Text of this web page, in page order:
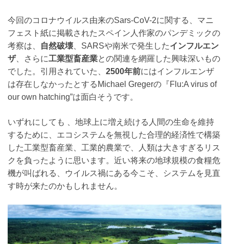
今回のコロナウイルス由来のSars-CoV-2に関する、マニ
フェスト紙に掲載されたスペイン人作家のパンデミックの
考察は、
自然破壊、SARSや南米で発生したインフルエン
ザ、さらに工業型畜産業との関連を網羅した興味深いもの
でした。引用されていた、 2500年前にはインフルエンザ
は存在しなかったとするMichael Gregerの『Flu:A virus of
our own hatching”は面白そうです。
いずれにしても 、地球上に増え続ける人間の生命を維持
するために、エコシステムを無視した合理的経済性で構築
した工業型畜産業、工業的農業で、人類は大きすぎるリス
クを負ったように思います。近い将来の地球規模の食糧危
機が叫ばれる、ウイルス禍にある今こそ、システムを見直
す時が来たのかもしれません。